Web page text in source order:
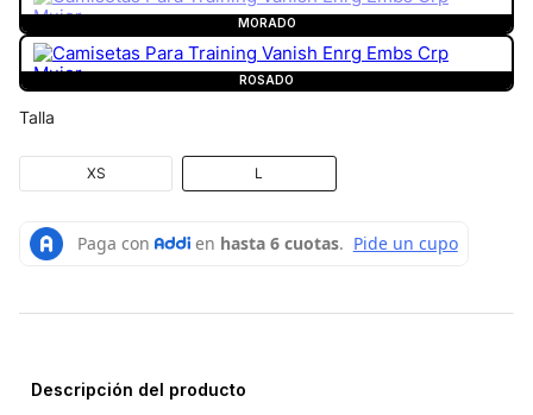
MORADO
ROSADO
Talla
XS L
Descripción del producto